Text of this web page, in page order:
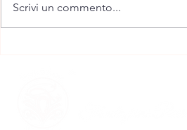
Scrivi un commento...